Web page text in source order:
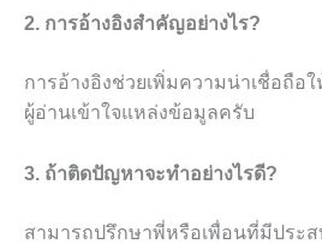
2. การอ้างอิงสำคัญอย่างไร?
การอ้างอิงช่วยเพิ่มความน่าเชื่อถือ
ผู้อ่านเข้าใจแหล่งข้อมูลครับ
3. ถ้าติดปัญหาจะทำอย่างไรดี?
สามารถปรึกษาพี่หรือเพื่อนที่มีประ